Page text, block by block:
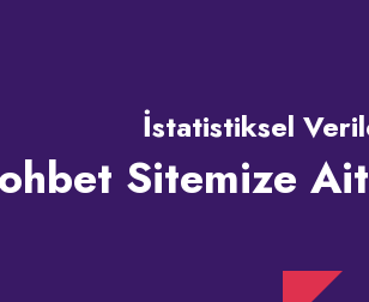
İstatistiksel
Sitemize